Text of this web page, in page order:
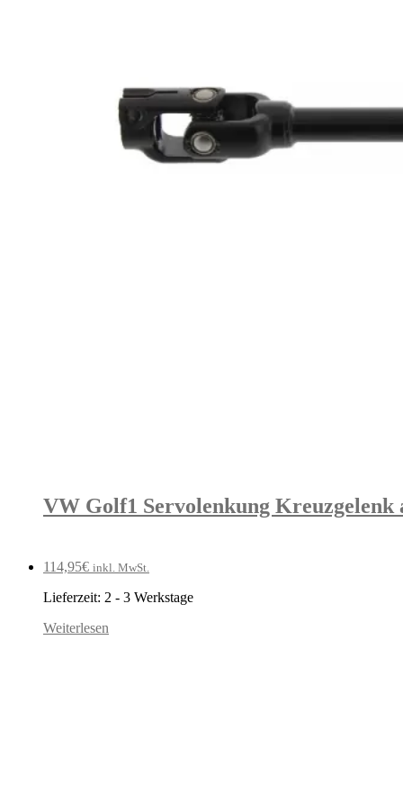
VW Golf1 Servolenkung
114,95€ inkl. MwSt.
Lieferzeit: 2 - 3 Werkstage
Weiterlesen